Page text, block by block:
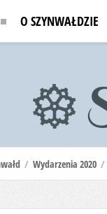
O SZYNWAŁDZIE
/ Wydarzenia 2020 /